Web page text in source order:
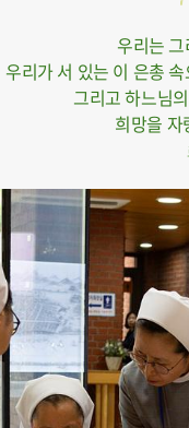
우리는
우리가 서 있는 이 은총
그리고 하느님
희망을